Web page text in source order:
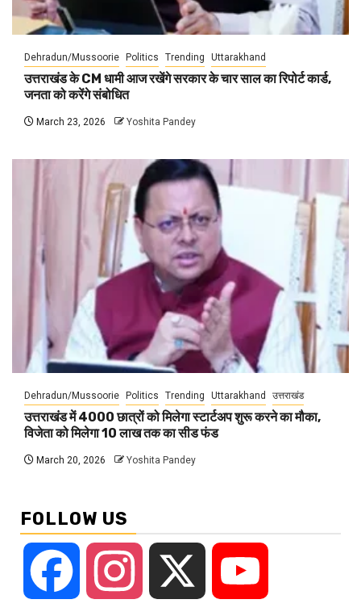
Dehradun/Mussoorie Politics Trending Uttarakhand
उत्तराखंड के CM धामी आज रखेंगे सरकार के चार साल का रिपोर्ट कार्ड,
जनता को करेंगे संबोधित
March 23, 2026 Yoshita Pandey
Dehradun/Mussoorie Politics Trending Uttarakhand उत्तराखंड
उत्तराखंड में 4000 छात्रों को मिलेगा स्टार्टअप शुरू करने का मौका,
विजेता को मिलेगा 10 लाख तक का सीड फंड
March 20, 2026 Yoshita Pandey
FOLLOW US
Facebook Instagram